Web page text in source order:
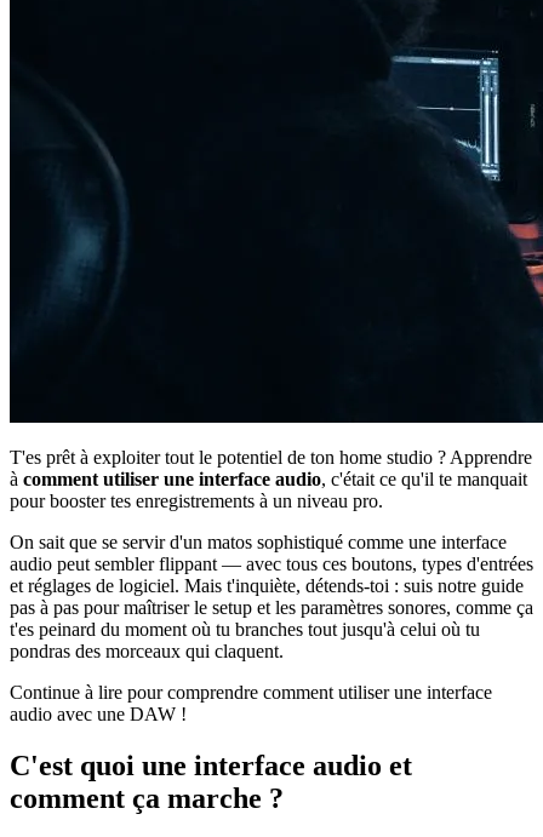
T'es prêt à exploiter tout le potentiel de ton home studio ? Apprendre
à comment utiliser une interface audio, c'était ce qu'il te manquait
pour booster tes enregistrements à un niveau pro.
On sait que se servir d'un matos sophistiqué comme une interface
audio peut sembler flippant — avec tous ces boutons, types d'entrées
et réglages de logiciel. Mais t'inquiète, détends-toi : suis notre guide
pas à pas pour maîtriser le setup et les paramètres sonores, comme ça
t'es peinard du moment où tu branches tout jusqu'à celui où tu
pondras des morceaux qui claquent.
Continue à lire pour comprendre comment utiliser une interface
audio avec une DAW !
C'est quoi une interface audio et
comment ça marche ?